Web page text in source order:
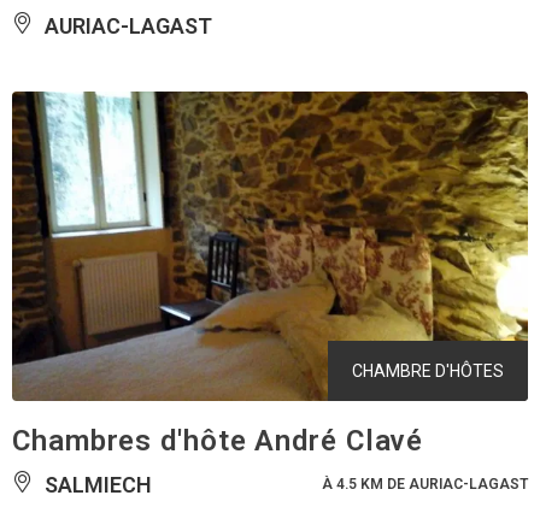
AURIAC-LAGAST
CHAMBRE D'HÔTES
Chambres d'hôte André Clavé
SALMIECH À 4.5 KM DE AURIAC-LAGAST